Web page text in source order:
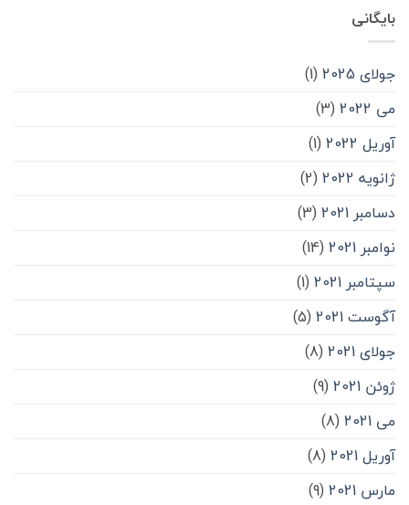
بایگانی
جولای 2025
(1)
می 2022
(3)
آوریل 2022
(1)
ژانویه 2022
(2)
دسامبر 2021
(3)
نوامبر 2021
(14)
سپتامبر 2021
(1)
آگوست 2021
(5)
جولای 2021
(8)
ژوئن 2021
(9)
می 2021
(8)
آوریل 2021
(8)
مارس 2021
(9)